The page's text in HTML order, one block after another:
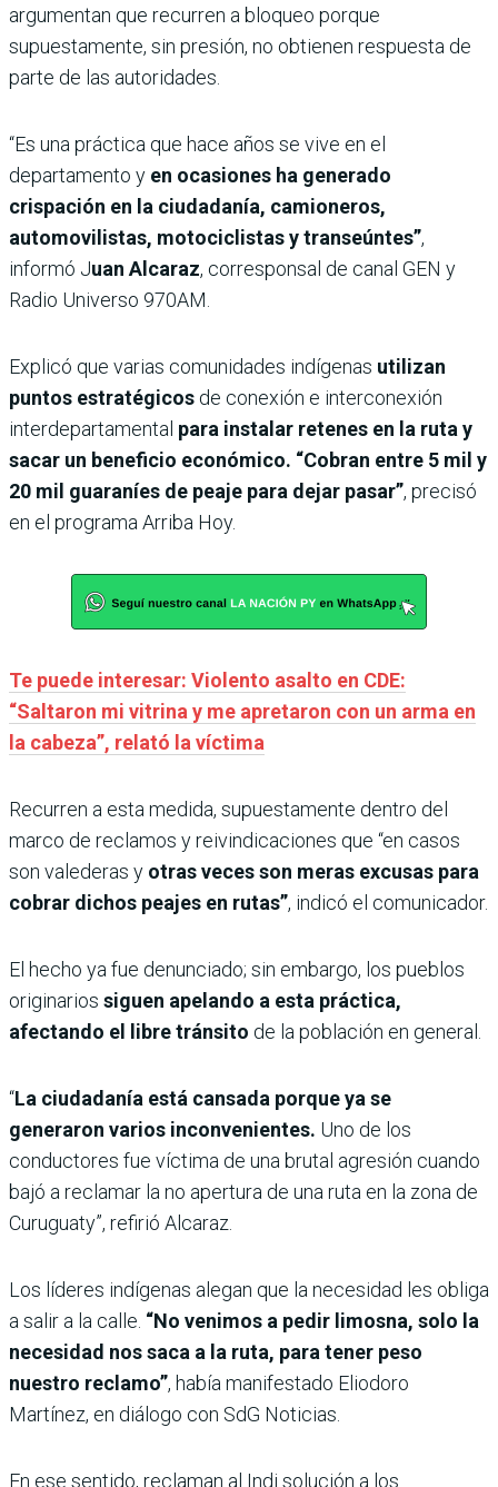
argumentan que recurren a bloqueo porque
supuestamente, sin presión, no obtienen respuesta de
parte de las autoridades.
“Es una práctica que hace años se vive en el
departamento y en ocasiones ha generado
crispación en la ciudadanía, camioneros,
automovilistas, motociclistas y transeúntes”,
informó Juan Alcaraz, corresponsal de canal GEN y
Radio Universo 970AM.
Explicó que varias comunidades indígenas utilizan
puntos estratégicos de conexión e interconexión
interdepartamental para instalar retenes en la ruta y
sacar un beneficio económico. “Cobran entre 5 mil y
20 mil guaraníes de peaje para dejar pasar”, precisó
en el programa Arriba Hoy.
Te puede interesar: Violento asalto en CDE:
“Saltaron mi vitrina y me apretaron con un arma en
la cabeza”, relató la víctima
Recurren a esta medida, supuestamente dentro del
marco de reclamos y reivindicaciones que “en casos
son valederas y otras veces son meras excusas para
cobrar dichos peajes en rutas”, indicó el comunicador.
El hecho ya fue denunciado; sin embargo, los pueblos
originarios siguen apelando a esta práctica,
afectando el libre tránsito de la población en general.
“La ciudadanía está cansada porque ya se
generaron varios inconvenientes. Uno de los
conductores fue víctima de una brutal agresión cuando
bajó a reclamar la no apertura de una ruta en la zona de
Curuguaty”, refirió Alcaraz.
Los líderes indígenas alegan que la necesidad les obliga
a salir a la calle. “No venimos a pedir limosna, solo la
necesidad nos saca a la ruta, para tener peso
nuestro reclamo”, había manifestado Eliodoro
Martínez, en diálogo con SdG Noticias.
En ese sentido, reclaman al Indi solución a los